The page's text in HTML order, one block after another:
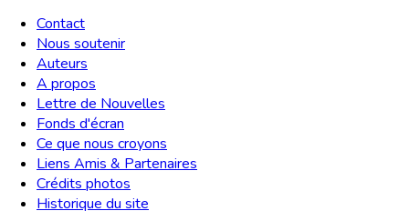
Contact
Nous soutenir
Auteurs
A propos
Lettre de Nouvelles
Fonds d'écran
Ce que nous croyons
Liens Amis & Partenaires
Crédits photos
Historique du site